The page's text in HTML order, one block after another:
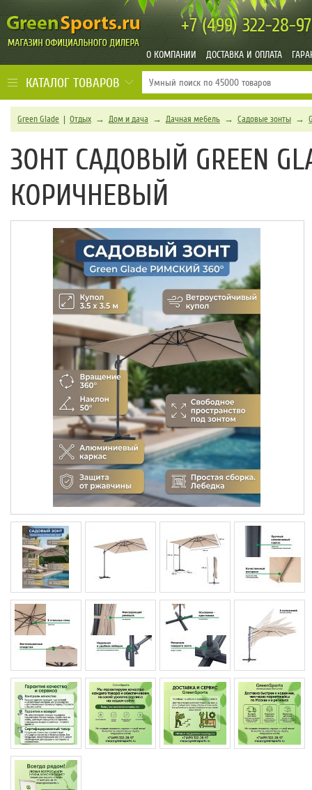
+7 (499)322-28-97
О КОМПАНИИ ДОСТАВКА И ОПЛАТА
КАТАЛОГ ТОВАРОВ
Green Glade | Отдых → Дом и дача → Дачная мебель → Садовые зонты →
ЗОНТ САДОВЫЙ GREEN
КОРИЧНЕВЫЙ